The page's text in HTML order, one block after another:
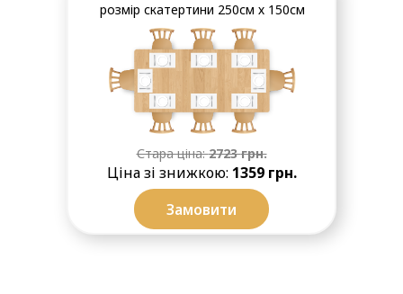
розмір скатертини 250см х 150см
Замовити
Стара ціна:2723грн.
Ціна зі знижкою: 1359 грн.